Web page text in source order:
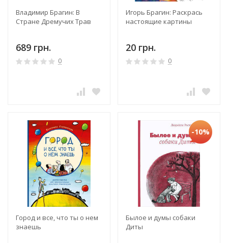
Владимир Брагин: В
Стране Дремучих Трав
689 грн.
0
Игорь Брагин: Раскрась
настоящие картины
20 грн.
0
Город и все, что ты о нем
знаешь
-10%
Былое и думы собаки
Диты